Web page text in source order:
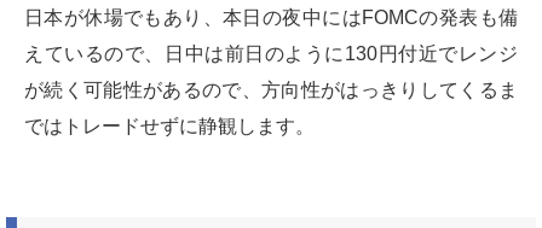
日本が休場でもあり、本日の夜中にはFOMCの発表も備
えているので、日中は前日のように130円付近でレンジ
が続く可能性があるので、方向性がはっきりしてくるま
ではトレードせずに静観します。